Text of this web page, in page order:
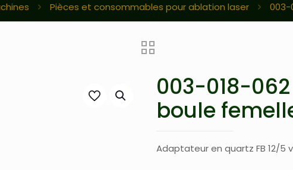
Pièces et consommables pour ablation laser 003-
003-018-
boule
Adaptateur en quartz FB 12/5